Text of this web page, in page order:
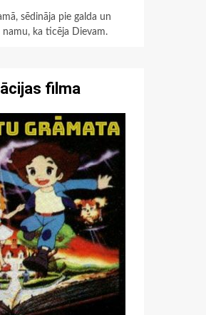
sēdināja pie galda un
namu, ka ticēja Dievam.
filma